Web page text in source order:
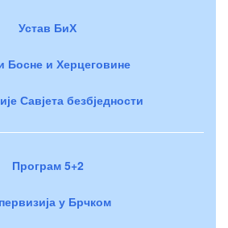
Устав БиХ
Босне и Херцеговине
Савјета безбједности
Програм 5+2
у Брчком